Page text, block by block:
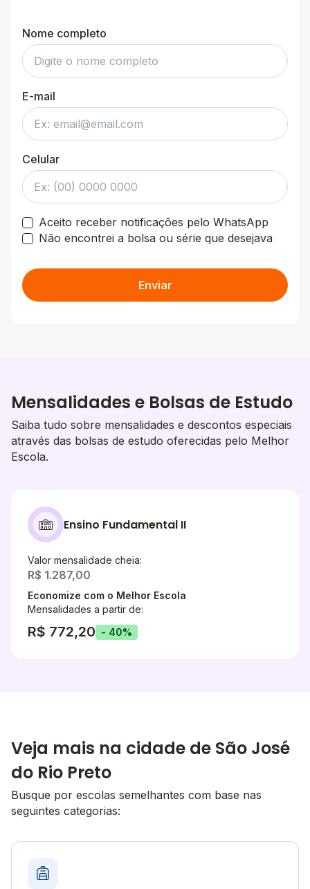
Nome completo
E-mail
Celular
Aceito receber notificações pelo WhatsApp
Não encontrei a bolsa ou série que desejava
Enviar
Mensalidades e Bolsas de Estudo
Saiba tudo sobre mensalidades e descontos especiais
através das bolsas de estudo oferecidas pelo Melhor
Escola.
Ensino Fundamental II
Valor mensalidade cheia:
R$ 1.287,00
Economize com o Melhor Escola
Mensalidades a partir de:
R$ 772,20 - 40%
Veja mais na cidade de São José
do Rio Preto
Busque por escolas semelhantes com base nas
seguintes categorias: